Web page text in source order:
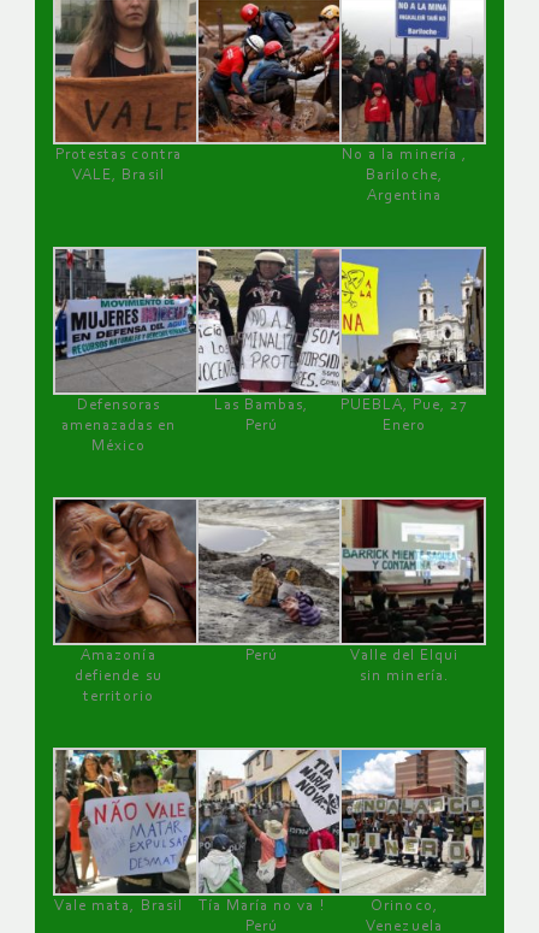
Protestas contra
VALE, Brasil
No a la minería ,
Bariloche,
Argentina
Defensoras
amenazadas en
México
Las Bambas,
Perú
PUEBLA, Pue, 27
Enero
Amazonía
defiende su
territorio
Perú
Valle del Elqui
sin minería.
Vale mata, Brasil
Tía María no va !
Perú
Orinoco,
Venezuela